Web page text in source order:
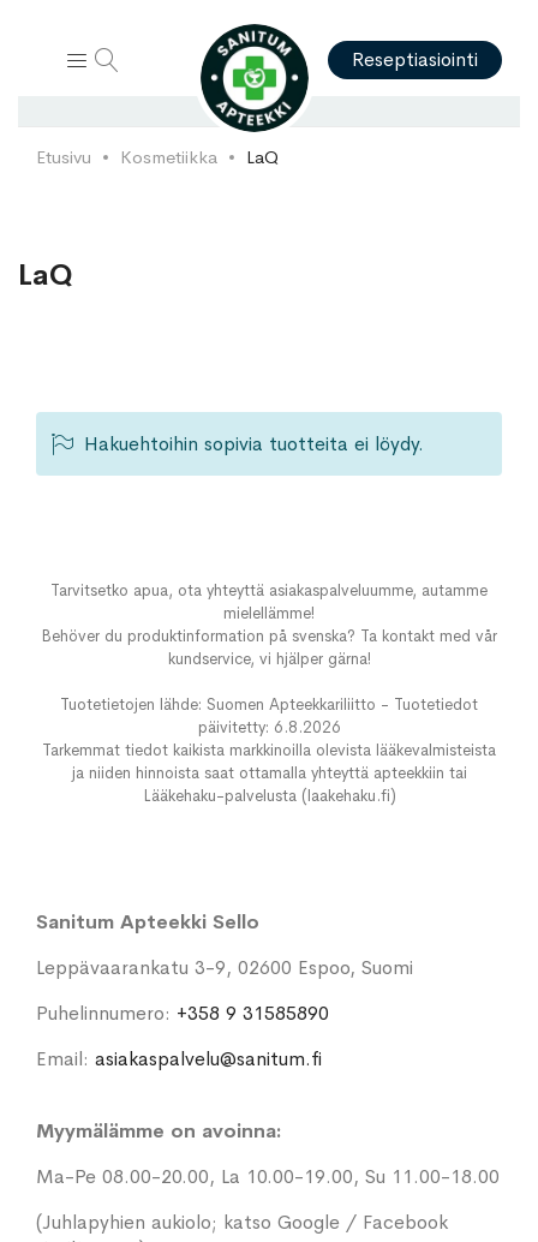
Reseptiasiointi
Etusivu Kosmetiikka LaQ
LaQ
Hakuehtoihin sopivia tuotteita ei löydy.
Tarvitsetko apua, ota yhteyttä asiakaspalveluumme, autamme
mielellämme!
Behöver du produktinformation på svenska? Ta kontakt med vår
kundservice, vi hjälper gärna!
Tuotetietojen lähde: Suomen Apteekkariliitto - Tuotetiedot
päivitetty: 6.8.2026
Tarkemmat tiedot kaikista markkinoilla olevista lääkevalmisteista
ja niiden hinnoista saat ottamalla yhteyttä apteekkiin tai
Lääkehaku-palvelusta (laakehaku.fi)
Sanitum Apteekki Sello
Leppävaarankatu 3-9, 02600 Espoo, Suomi
Puhelinnumero: +358 9 31585890
Email: asiakaspalvelu@sanitum.fi
Myymälämme on avoinna:
Ma-Pe 08.00-20.00, La 10.00-19.00, Su 11.00-18.00
(Juhlapyhien aukiolo; katso Google / Facebook